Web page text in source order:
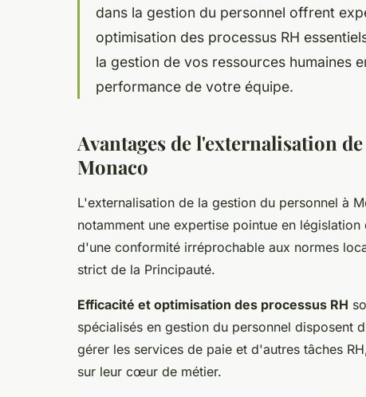
dans la gestion du personnel offrent
optimisation des processus RH
la gestion de vos ressources humaines
performance de votre équipe.
Avantages de l'externalisation
Monaco
L'externalisation de la gestion du personnel à
notamment une expertise pointue en
d'une conformité irréprochable aux normes
strict de la Principauté.
Efficacité et optimisation des processus RH
spécialisés en gestion du personnel disposent
gérer les services de paie et d'autres tâches
sur leur cœur de métier.